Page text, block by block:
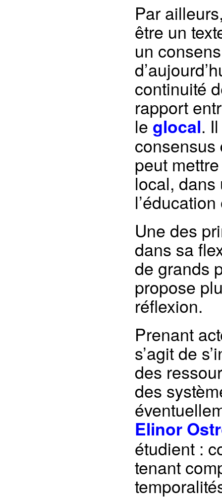
Par
être un
un
continuité
rapport
leglocal.
consensus
peut
local, dans
Une des
dans sa
de grands
propose
réflexion.
Prenant
s’agit de
des
des
Elinor
étudient :
tenant